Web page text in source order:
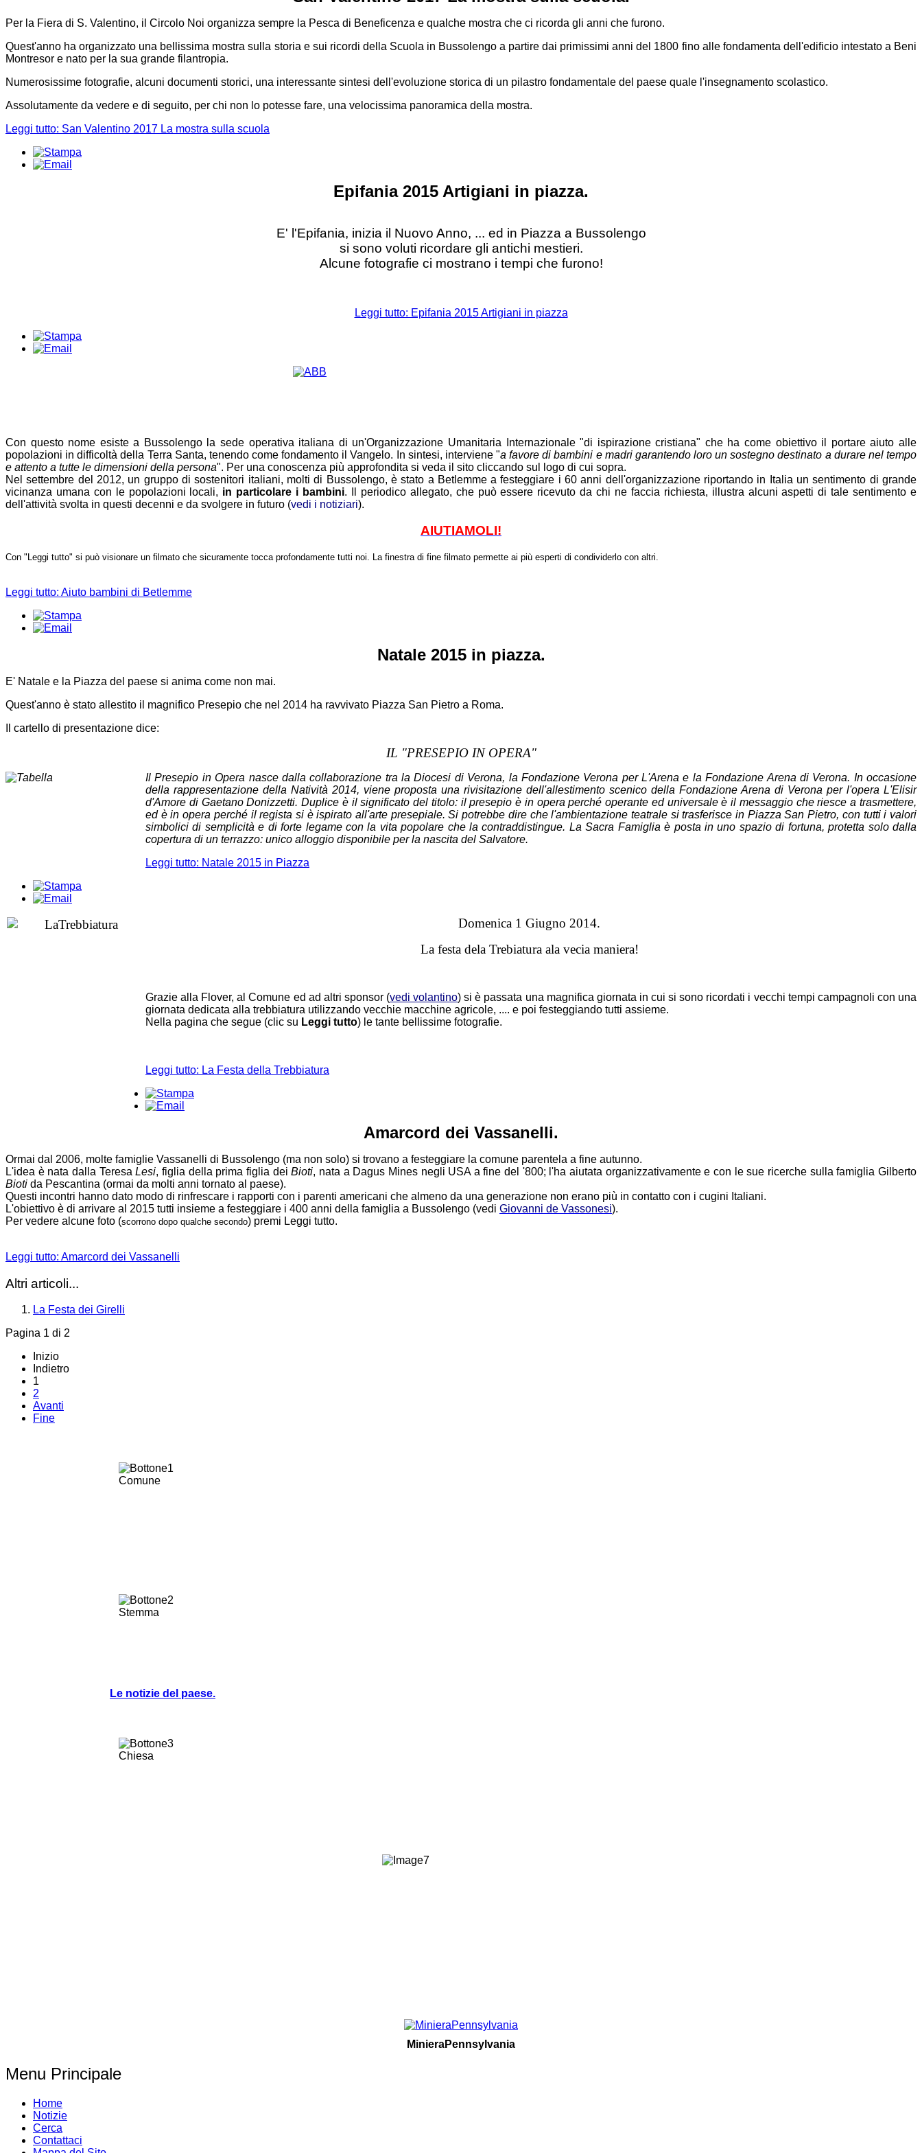
Per la Fiera di S. Valentino, il Circolo Noi organizza sempre la Pesca di Beneficenza e qualche mostra che ci ricorda gli anni che furono.
Quest'anno ha organizzato una bellissima mostra sulla storia e sui ricordi della Scuola in Bussolengo a partire dai primissimi anni del 1800 fino alle fondamenta dell'edificio intestato a Beni
Montresor e nato per la sua grande filantropia.
Numerosissime fotografie, alcuni documenti storici, una interessante sintesi dell'evoluzione storica di un pilastro fondamentale del paese quale l'insegnamento scolastico.
Assolutamente da vedere e di seguito, per chi non lo potesse fare, una velocissima panoramica della mostra.
Leggi tutto: San Valentino 2017 La mostra sulla scuola
Epifania 2015 Artigiani in piazza.
E' l'Epifania, inizia il Nuovo Anno, ... ed in Piazza a Bussolengo
si sono voluti ricordare gli antichi mestieri.
Alcune fotografie ci mostrano i tempi che furono!
Leggi tutto: Epifania 2015 Artigiani in piazza
Con questo nome esiste a Bussolengo la sede operativa italiana di un'Organizzazione Umanitaria Internazionale "di ispirazione cristiana" che ha come obiettivo il portare aiuto alle
popolazioni in difficoltà della Terra Santa, tenendo come fondamento il Vangelo. In sintesi, interviene "a favore di bambini e madri garantendo loro un sostegno destinato a durare nel tempo
e attento a tutte le dimensioni della persona". Per una conoscenza più approfondita si veda il sito cliccando sul logo di cui sopra.
Nel settembre del 2012, un gruppo di sostenitori italiani, molti di Bussolengo, è stato a Betlemme a festeggiare i 60 anni dell'organizzazione riportando in Italia un sentimento di grande
vicinanza umana con le popolazioni locali, in particolare i bambini. Il periodico allegato, che può essere ricevuto da chi ne faccia richiesta, illustra alcuni aspetti di tale sentimento e
dell'attività svolta in questi decenni e da svolgere in futuro (vedi i notiziari).
AIUTIAMOLI!
Con "Leggi tutto" si può visionare un filmato che sicuramente tocca profondamente tutti noi. La finestra di fine filmato permette ai più esperti di condividerlo con altri.
Leggi tutto: Aiuto bambini di Betlemme
Natale 2015 in piazza.
E' Natale e la Piazza del paese si anima come non mai.
Quest'anno è stato allestito il magnifico Presepio che nel 2014 ha ravvivato Piazza San Pietro a Roma.
Il cartello di presentazione dice:
IL "PRESEPIO IN OPERA"
Il Presepio in Opera nasce dalla collaborazione tra la Diocesi di Verona, la Fondazione Verona per L'Arena e la Fondazione Arena di Verona. In occasione
della rappresentazione della Natività 2014, viene proposta una rivisitazione dell'allestimento scenico della Fondazione Arena di Verona per l'opera L'Elisir
d'Amore di Gaetano Donizzetti. Duplice è il significato del titolo: il presepio è in opera perché operante ed universale è il messaggio che riesce a trasmettere,
ed è in opera perché il regista si è ispirato all'arte presepiale. Si potrebbe dire che l'ambientazione teatrale si trasferisce in Piazza San Pietro, con tutti i valori
simbolici di semplicità e di forte legame con la vita popolare che la contraddistingue. La Sacra Famiglia è posta in uno spazio di fortuna, protetta solo dalla
copertura di un terrazzo: unico alloggio disponibile per la nascita del Salvatore.
Leggi tutto: Natale 2015 in Piazza
Domenica 1 Giugno 2014.
La festa dela Trebiatura ala vecia maniera!
Grazie alla Flover, al Comune ed ad altri sponsor (vedi volantino) si è passata una magnifica giornata in cui si sono ricordati i vecchi tempi campagnoli con una
giornata dedicata alla trebbiatura utilizzando vecchie macchine agricole, .... e poi festeggiando tutti assieme.
Nella pagina che segue (clic su Leggi tutto) le tante bellissime fotografie.
Leggi tutto: La Festa della Trebbiatura
Amarcord dei Vassanelli.
Ormai dal 2006, molte famiglie Vassanelli di Bussolengo (ma non solo) si trovano a festeggiare la comune parentela a fine autunno.
L'idea è nata dalla TeresaLesi, figlia della prima figlia deiBioti, nata a Dagus Mines negli USA a fine del '800; l'ha aiutata organizzativamente e con le sue ricerche sulla famiglia Gilberto
Bioti da Pescantina (ormai da molti anni tornato al paese).
Questi incontri hanno dato modo di rinfrescare i rapporti con i parenti americani che almeno da una generazione non erano più in contatto con i cugini Italiani.
L'obiettivo è di arrivare al 2015 tutti insieme a festeggiare i 400 anni della famiglia a Bussolengo (vedi Giovanni de Vassonesi).
Per vedere alcune foto (scorrono dopo qualche secondo) premi Leggi tutto.
Leggi tutto: Amarcord dei Vassanelli
Altri articoli...
La Festa dei Girelli
Pagina 1 di 2
Inizio
Indietro
1
2
Avanti
Fine
Le notizie del paese.
MinieraPennsylvania
Menu Principale
Home
Notizie
Cerca
Contattaci